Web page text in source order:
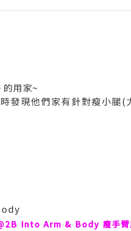
的用家~
發現他們家有針對瘦小腿(
Into Arm & Body 瘦手臂